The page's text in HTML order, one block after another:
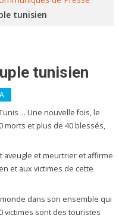
tunisien
tunisien
… Une nouvelle fois, le
morts et plus de 40 blessés,
aveugle et meurtrier et affirme
et aux victimes de cette
dans son ensemble qui
victimes sont des touristes